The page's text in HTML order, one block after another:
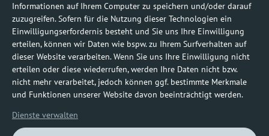
Informationen auf Ihrem Computer zu speichern und/oder darauf
zuzugreifen. Sofern für die Nutzung dieser Technologien ein
Einwilligungserfordernis besteht und Sie uns Ihre Einwilligung
erteilen, können wir Daten wie bspw. zu Ihrem Surfverhalten auf
dieser Website verarbeiten. Wenn Sie uns Ihre Einwilligung nicht
erteilen oder diese wiederrufen, werden Ihre Daten nicht bzw.
nicht mehr verarbeitet, jedoch können ggf. bestimmte Merkmale
und Funktionen unserer Website davon beeinträchtigt werden.
Dienste verwalten
Befundauskünfte/
Nachforderungen
0800 1219100-10